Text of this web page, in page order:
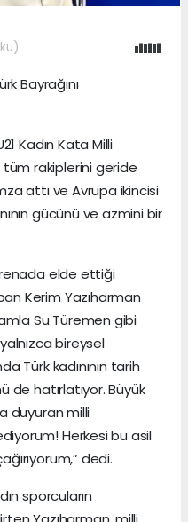
Bayrağını
Kadın Kata Milli
rakiplerini geride
attı ve Avrupa ikincisi
gücünü ve azmini bir
elde ettiği
Kerim Yazıharman
Su Türemen gibi
bireysel
Türk kadınının tarih
de hatırlatıyor. Büyük
duyuran milli
Herkesi bu asil
dedi.
sporcuların